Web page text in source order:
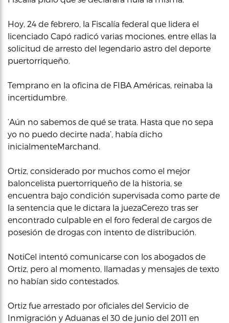
Hoy, 24 de febrero, la Fiscalía federal que lidera el
licenciado Capó radicó varias mociones, entre ellas la
solicitud de arresto del legendario astro del deporte
puertorriqueño.
Temprano en la oficina de FIBA Américas, reinaba la
incertidumbre.
‘Aún no sabemos de qué se trata. Hasta que no sepa
yo no puedo decirte nada’, había dicho
inicialmenteMarchand.
Ortiz, considerado por muchos como el mejor
baloncelista puertorriqueño de la historia, se
encuentra bajo condición supervisada como parte de
la sentencia que le dictara la juezaCerezo tras ser
encontrado culpable en el foro federal de cargos de
posesión de drogas con intento de distribución.
NotiCel intentó comunicarse con los abogados de
Ortiz, pero al momento, llamadas y mensajes de texto
no habían sido contestados.
Ortiz fue arrestado por oficiales del Servicio de
Inmigración y Aduanas el 30 de junio del 2011 en